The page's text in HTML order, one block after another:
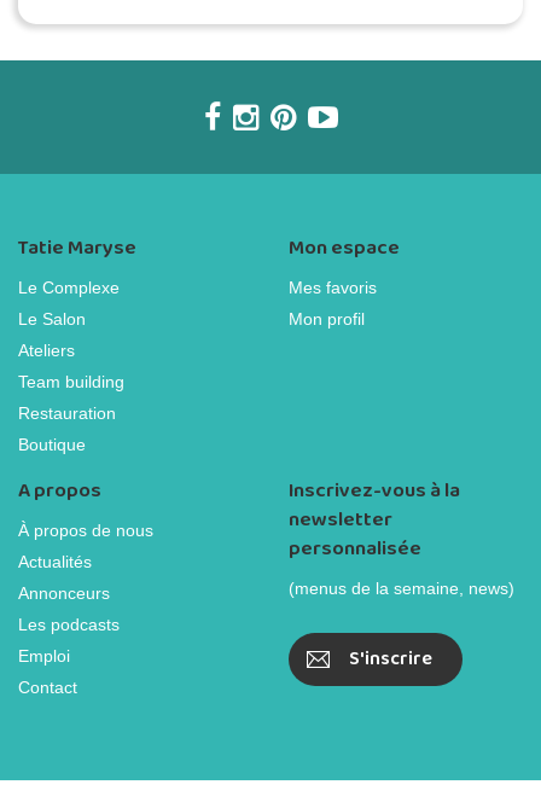
Tatie Maryse
Le Complexe
Le Salon
Ateliers
Team building
Restauration
Boutique
Mon espace
Mes favoris
Mon profil
A propos
À propos de nous
Actualités
Annonceurs
Les podcasts
Emploi
Contact
Inscrivez-vous à la
newsletter
personnalisée
(menus de la semaine, news)
S'inscrire